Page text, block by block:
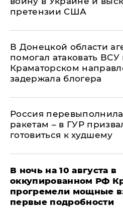
претензии США
В Донецкой области
помогал атаковать ВСУ
Краматорском
задержала блогера
Россия
ракетам – в ГУР
готовиться к худшему
В ночь на 10 августа в
оккупированном РФ
прогремели мощные
первые подробности